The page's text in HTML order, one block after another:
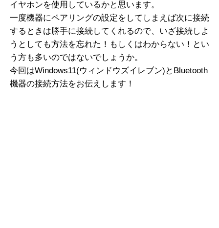
イヤホンを使用しているかと思います。
一度機器にペアリングの設定をしてしまえば次に接続
するときは勝手に接続してくれるので、いざ接続しよ
うとしても方法を忘れた！もしくはわからない！とい
う方も多いのではないでしょうか。
今回はWindows11(ウィンドウズイレブン)とBluetooth
機器の接続方法をお伝えします！